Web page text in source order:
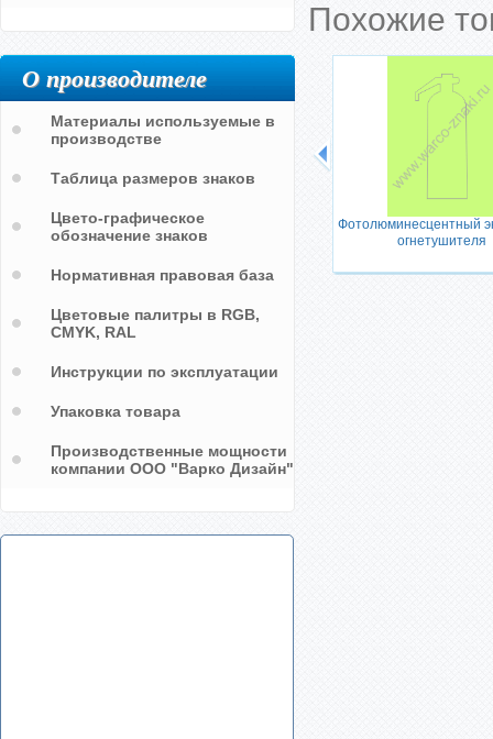
Похожие
Фотолюминесцентный
огнетушителя
О производителе
Материалы используемые в
производстве
Таблица размеров знаков
Цвето-графическое
обозначение знаков
Нормативная правовая база
Цветовые палитры в RGB,
CMYK, RAL
Инструкции по эксплуатации
Упаковка товара
Производственные мощности
компании ООО "Варко Дизайн"